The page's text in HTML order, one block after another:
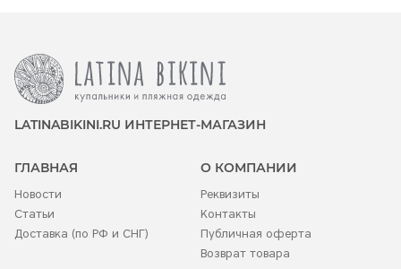
LATINABIKINI.RU ИНТЕРНЕТ-МАГАЗИН
ГЛАВНАЯ
Новости
Статьи
Доставка (по РФ и СНГ)
О КОМПАНИИ
Реквизиты
Контакты
Публичная оферта
Возврат товара